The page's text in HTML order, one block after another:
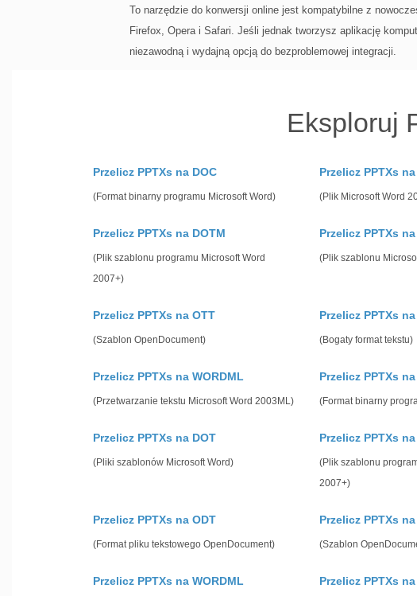
To narzędzie do konwersji online jest kompatybilne z
Firefox, Opera i Safari. Jeśli jednak tworzysz aplikację
niezawodną i wydajną opcją do bezproblemowej integracji.
Eksploruj
Przelicz PPTXs na DOC
(Format binarny programu Microsoft Word)
Przelicz PPTXs na
(Plik Microsoft Word
Przelicz PPTXs na DOTM
(Plik szablonu programu Microsoft Word
2007+)
Przelicz PPTXs
(Plik szablonu
Przelicz PPTXs na OTT
(Szablon OpenDocument)
Przelicz PPTXs
(Bogaty format tekstu)
Przelicz PPTXs na WORDML
(Przetwarzanie tekstu Microsoft Word 2003ML)
Przelicz PPTXs
(Format binarny
Przelicz PPTXs na DOT
(Pliki szablonów Microsoft Word)
Przelicz PPTXs
(Plik szablonu
2007+)
Przelicz PPTXs na ODT
(Format pliku tekstowego OpenDocument)
Przelicz PPTXs
(Szablon
Przelicz PPTXs na WORDML Przelicz PPTXs na